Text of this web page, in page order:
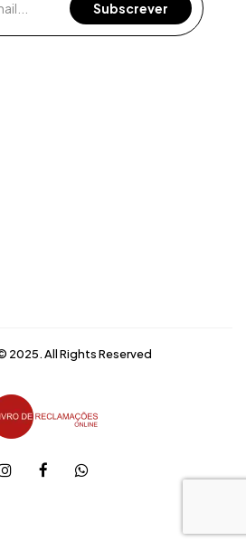
All Rights Reserved